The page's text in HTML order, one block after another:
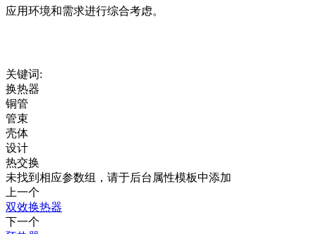
应用环境和需求进行综合考虑。
关键词:
换热器
铜管
管束
壳体
设计
热交换
未找到相应参数组，请于后台属性模板中添加
上一个
双效换热器
下一个